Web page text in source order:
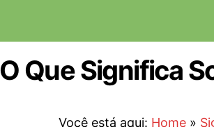
O Que Significa
Você está aqui: Home»